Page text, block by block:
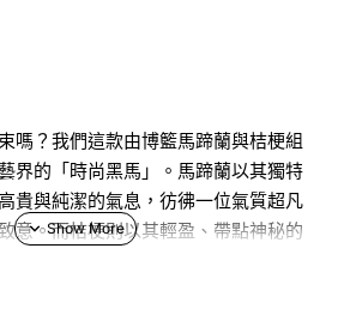
嗎？我們這款由博籃馬蹄蘭與桔梗組
界的「時尚黑馬」。馬蹄蘭以其獨特
貴與純潔的氣息，彷彿一位氣質超凡
意。而桔梗則以其輕盈、帶點神秘的